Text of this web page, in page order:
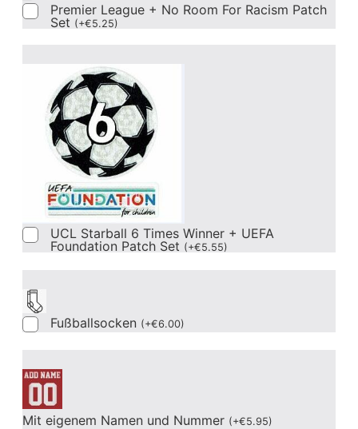
Premier League + No Room For Racism Patch
Set (+€5.25)
UCL Starball 6 Times Winner + UEFA
Foundation Patch Set (+€5.55)
Fußballsocken (+€6.00)
Mit eigenem Namen und Nummer (+€5.95)